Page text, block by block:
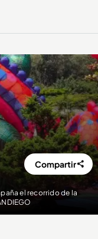
el recorrido de la
Compartir